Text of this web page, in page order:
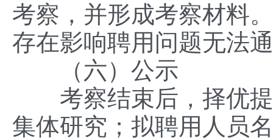
考察，并形成考察材料
存在影响聘用问题无法
（六）公示
考察结束后，择优提
集体研究；拟聘用人员